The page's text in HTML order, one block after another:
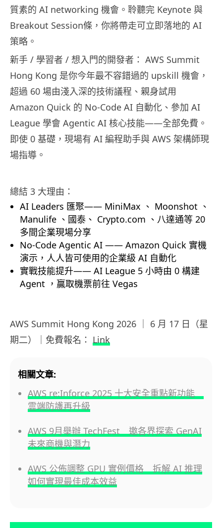
質素的 AI networking 機會。聆聽完 Keynote 與
Breakout Session條，你將帶走可立即落地的 AI
策略。
新手 / 學習者 / 想入門的開發者： AWS Summit
Hong Kong 是你今年最不容錯過的 upskill 機會，
超過 60 場由淺入深的技術議程、親身試用
Amazon Quick 的 No-Code AI 自動化、參加 AI
League 學會 Agentic AI 核心技能——全部免費。
即使 0 基礎，現場有 AI 編程助手與 AWS 架構師現
場指導。
總結 3 大理由：
AI Leaders 匯聚—— MiniMax 、 Moonshot 、
Manulife 、國泰、 Crypto.com 、八達通等 20
多間企業現場分享
No-Code Agentic AI —— Amazon Quick 實機
演示，人人皆可使用的企業級 AI 自動化
實戰技能提升—— AI League 5 小時由 0 構建
Agent ，贏取機票前往 Vegas
AWS Summit Hong Kong 2026 ｜ 6 月 17 日（星
期二）｜免費報名： Link
相關文章:
AWS re:Inforce 2025 十大安全重點新功能
雲端防護再升級
AWS 9月舉辦 TechFest 邀各界探索 GenAI
未來商機與潛力
AWS 公佈調整 GPU 實例價格 拆解 AI 推理
如何實現最佳成本效益